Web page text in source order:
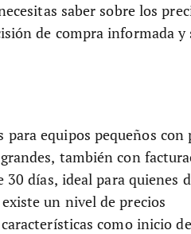
saber sobre los
de compra informada y
equipos pequeños con
también con
días, ideal para quienes
un nivel de precios
como inicio